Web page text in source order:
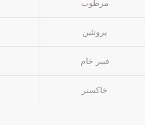
مرطوب
پروتئين
فیبر خام
خاکستر